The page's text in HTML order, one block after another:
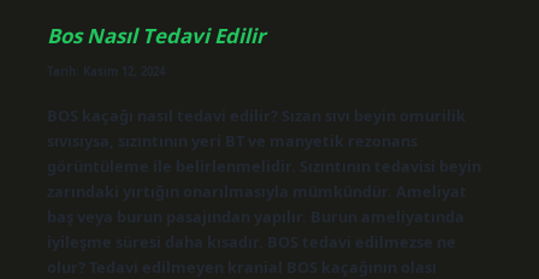
Bos Nasıl Tedavi Edilir
Tarih: Kasım 12, 2024
BOS kaçağı nasıl tedavi edilir? Sızan sıvı beyin omurilik
sıvısıysa, sızıntının yeri BT ve manyetik rezonans
görüntüleme ile belirlenmelidir. Sızıntının tedavisi beyin
zarındaki yırtığın onarılmasıyla mümkündür. Ameliyat
baş veya burun pasajından yapılır. Burun ameliyatında
iyileşme süresi daha kısadır. BOS tedavi edilmezse ne
olur? Tedavi edilmeyen kranial BOS kaçağının olası